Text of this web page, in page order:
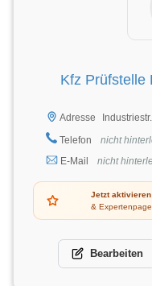
Kfz Prüfstelle
Adresse
Telefon
nicht
E-Mail
nicht
Jetzt
& Expertenpage
Bearbeiten